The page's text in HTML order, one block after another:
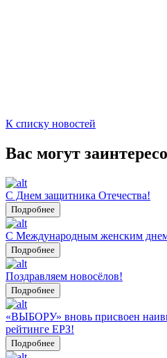
К списку новостей
Вас могут
С Днем защитника Отечества!
Подробнее
С Международным женским
Подробнее
Поздравляем новосёлов!
Подробнее
«ВЫБОРУ» вновь присвоен
рейтинге ЕРЗ!
Подробнее